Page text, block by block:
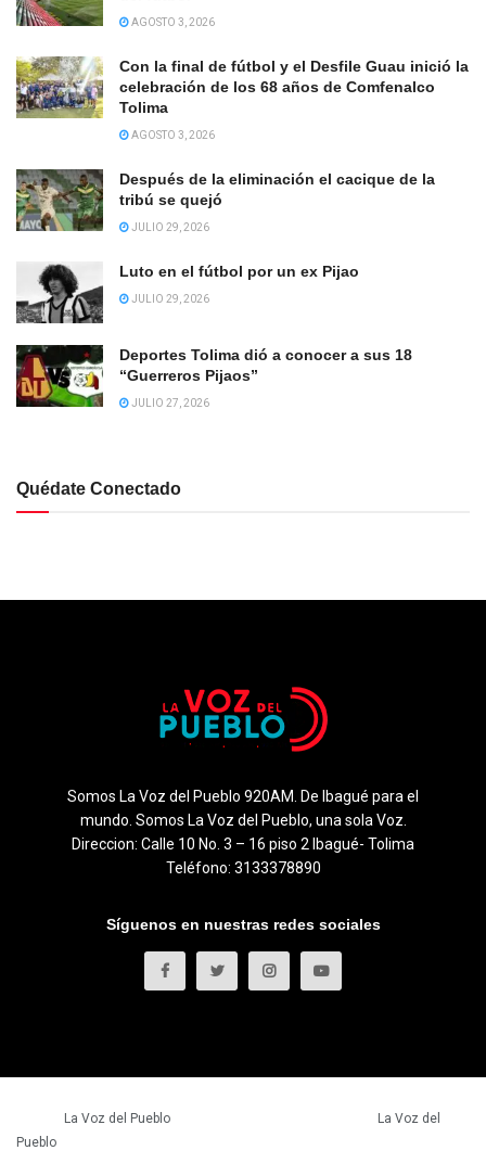
AGOSTO 3, 2026
Con la final de fútbol y el Desfile Guau inició la
celebración de los 68 años de Comfenalco
Tolima
AGOSTO 3, 2026
Después de la eliminación el cacique de la
tribú se quejó
JULIO 29, 2026
Luto en el fútbol por un ex Pijao
JULIO 29, 2026
Deportes Tolima dió a conocer a sus 18
“Guerreros Pijaos”
JULIO 27, 2026
Quédate Conectado
Somos La Voz del Pueblo 920AM. De Ibagué para el
mundo. Somos La Voz del Pueblo, una sola Voz.
Direccion: Calle 10 No. 3 – 16 piso 2 Ibagué- Tolima
Teléfono: 3133378890
Síguenos en nuestras redes sociales
La Voz del Pueblo
La Voz del
Pueblo